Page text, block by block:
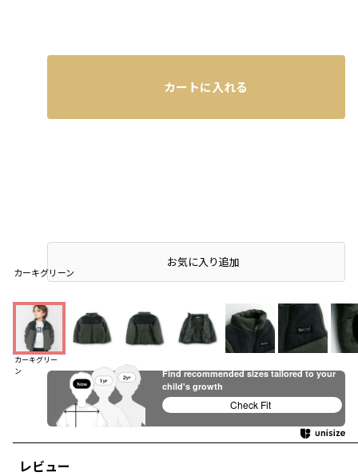
カーキグリーン
カーキグリー
ン
レビュー
カートに入れる
お気に入り追加
Find recommended sizes tailored to your
child's growth
Check Fit